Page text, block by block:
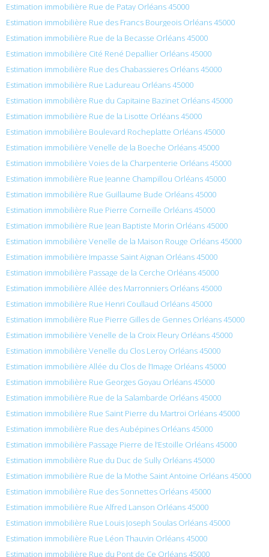
Estimation immobilière Rue de Patay Orléans 45000
Estimation immobilière Rue des Francs Bourgeois Orléans 45000
Estimation immobilière Rue de la Becasse Orléans 45000
Estimation immobilière Cité René Depallier Orléans 45000
Estimation immobilière Rue des Chabassieres Orléans 45000
Estimation immobilière Rue Ladureau Orléans 45000
Estimation immobilière Rue du Capitaine Bazinet Orléans 45000
Estimation immobilière Rue de la Lisotte Orléans 45000
Estimation immobilière Boulevard Rocheplatte Orléans 45000
Estimation immobilière Venelle de la Boeche Orléans 45000
Estimation immobilière Voies de la Charpenterie Orléans 45000
Estimation immobilière Rue Jeanne Champillou Orléans 45000
Estimation immobilière Rue Guillaume Bude Orléans 45000
Estimation immobilière Rue Pierre Corneille Orléans 45000
Estimation immobilière Rue Jean Baptiste Morin Orléans 45000
Estimation immobilière Venelle de la Maison Rouge Orléans 45000
Estimation immobilière Impasse Saint Aignan Orléans 45000
Estimation immobilière Passage de la Cerche Orléans 45000
Estimation immobilière Allée des Marronniers Orléans 45000
Estimation immobilière Rue Henri Coullaud Orléans 45000
Estimation immobilière Rue Pierre Gilles de Gennes Orléans 45000
Estimation immobilière Venelle de la Croix Fleury Orléans 45000
Estimation immobilière Venelle du Clos Leroy Orléans 45000
Estimation immobilière Allée du Clos de l’Image Orléans 45000
Estimation immobilière Rue Georges Goyau Orléans 45000
Estimation immobilière Rue de la Salambarde Orléans 45000
Estimation immobilière Rue Saint Pierre du Martroi Orléans 45000
Estimation immobilière Rue des Aubépines Orléans 45000
Estimation immobilière Passage Pierre de l’Estoille Orléans 45000
Estimation immobilière Rue du Duc de Sully Orléans 45000
Estimation immobilière Rue de la Mothe Saint Antoine Orléans 45000
Estimation immobilière Rue des Sonnettes Orléans 45000
Estimation immobilière Rue Alfred Lanson Orléans 45000
Estimation immobilière Rue Louis Joseph Soulas Orléans 45000
Estimation immobilière Rue Léon Thauvin Orléans 45000
Estimation immobilière Rue du Pont de Ce Orléans 45000